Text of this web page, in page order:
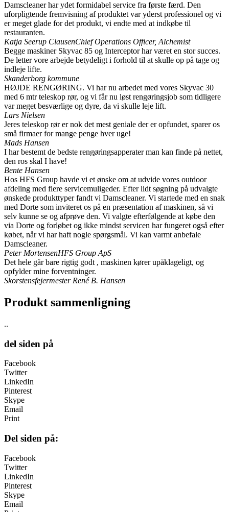
Damscleaner har ydet formidabel service fra første færd. Den
uforpligtende fremvisning af produktet var yderst professionel og vi
er meget glade for det produkt, vi endte med at indkøbe til
restauranten.
Katja Seerup ClausenChief Operations Officer, Alchemist
Begge maskiner Skyvac 85 og Interceptor har været en stor succes.
De letter vore arbejde betydeligt i forhold til at skulle op på tage og
indleje lifte.
Skanderborg kommune
HØJDE RENGØRING. Vi har nu arbedet med vores Skyvac 30
med 6 mtr teleskop rør, og vi får nu løst rengøringsjob som tidligere
var meget besværlige og dyre, da vi skulle leje lift.
Lars Nielsen
Jeres teleskop rør er nok det mest geniale der er opfundet, sparer os
små firmaer for mange penge hver uge!
Mads Hansen
I har bestemt de bedste rengøringsapperater man kan finde på nettet,
den ros skal I have!
Bente Hansen
Hos HFS Group havde vi et ønske om at udvide vores outdoor
afdeling med flere servicemuligeder. Efter lidt søgning på udvalgte
ønskede produkttyper fandt vi Damscleaner. Vi startede med en snak
med Dorte som inviteret os på en præsentation af maskinen, så vi
selv kunne se og afprøve den. Vi valgte efterfølgende at købe den
via Dorte og forløbet og ikke mindst servicen har fungeret også efter
købet, når vi har haft nogle spørgsmål. Vi kan varmt anbefale
Damscleaner.
Peter MortensenHFS Group ApS
Det hele går bare rigtig godt , maskinen kører upåklageligt, og
opfylder mine forventninger.
SkorstensfejermesterRené B. Hansen
Produkt sammenligning
..
del siden på
Facebook
Twitter
LinkedIn
Pinterest
Skype
Email
Print
Del siden på:
Facebook
Twitter
LinkedIn
Pinterest
Skype
Email